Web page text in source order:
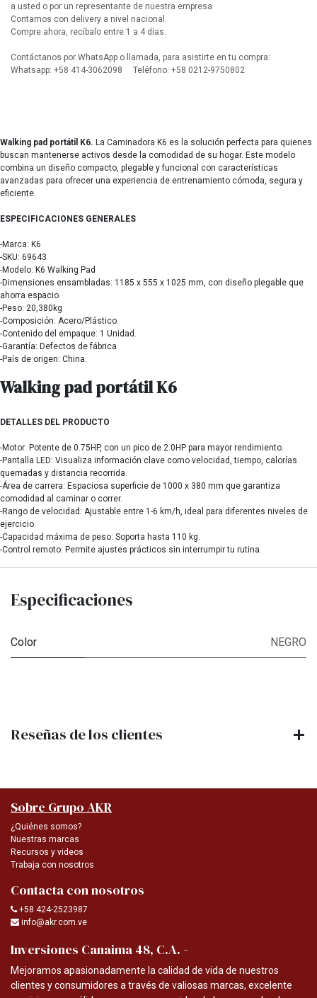
a usted o por un representante de nuestra empresa
Contamos con delivery a nivel nacional.
Compre ahora, recíbalo entre 1 a 4 días.
Contáctanos por WhatsApp o llamada, para asistirte en tu compra:
Whatsapp: +58 414-3062098 Teléfono: +58 0212-9750802
Walking pad portátil K6. La Caminadora K6 es la solución perfecta para quienes
buscan mantenerse activos desde la comodidad de su hogar. Este modelo
combina un diseño compacto, plegable y funcional con características
avanzadas para ofrecer una experiencia de entrenamiento cómoda, segura y
eficiente.
ESPECIFICACIONES GENERALES
-Marca: K6
-SKU: 69643
-Modelo: K6 Walking Pad
-Dimensiones ensambladas: 1185 x 555 x 1025 mm, con diseño plegable que
ahorra espacio.
-Peso: 20,380kg
-Composición: Acero/Plástico.
-Contenido del empaque: 1 Unidad.
-Garantía: Defectos de fábrica
-País de origen: China.
Walking pad portátil K6
DETALLES DEL PRODUCTO
-Motor: Potente de 0.75HP, con un pico de 2.0HP para mayor rendimiento.
-Pantalla LED: Visualiza información clave como velocidad, tiempo, calorías
quemadas y distancia recorrida.
-Área de carrera: Espaciosa superficie de 1000 x 380 mm que garantiza
comodidad al caminar o correr.
-Rango de velocidad: Ajustable entre 1-6 km/h, ideal para diferentes niveles de
ejercicio.
-Capacidad máxima de peso: Soporta hasta 110 kg.
-Control remoto: Permite ajustes prácticos sin interrumpir tu rutina.
Especificaciones
Color NEGRO
Reseñas de los clientes
Sobre Grupo AKR
¿Quiénes somos?
Nuestras marcas
Recursos y videos
Trabaja con nosotros
Contacta con nosotros
+58 424-2523987
info@akr.com.ve
Inversiones Canaima 48, C.A. -
Mejoramos apasionadamente la calidad de vida de nuestros
clientes y consumidores a través de valiosas marcas, excelente